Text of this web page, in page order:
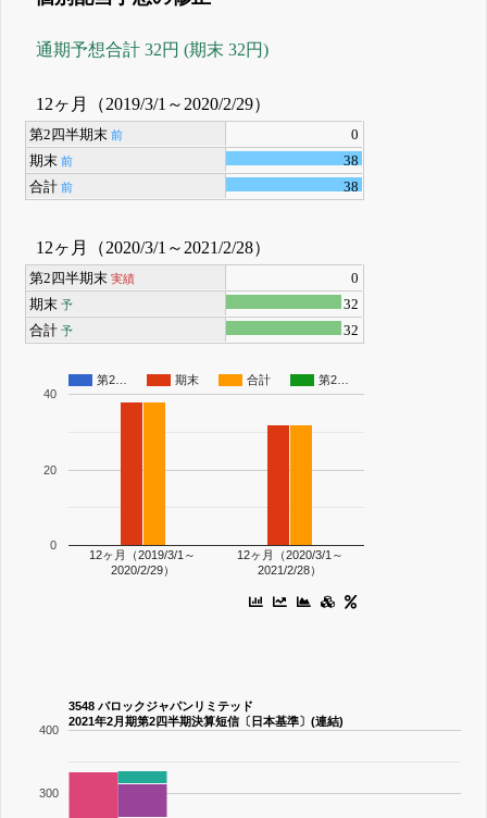
通期予想合計 32円 (期末 32円)
12ヶ月（2019/3/1～2020/2/29）
第2四半期末 前
0
期末 前
38
合計 前 38
12ヶ月（2020/3/1～2021/2/28）
第2四半期末実績
0
期末 予
32
合計 予 32
第2… 期末 合計 第2…
12ヶ月（2019/3/1～
2020/2/29）
12ヶ月（2020/3/1～
2021/2/28）
0
20
40
3548 バロックジャパンリミテッド
2021年2月期第2四半期決算短信〔日本基準〕(連結)
300
400